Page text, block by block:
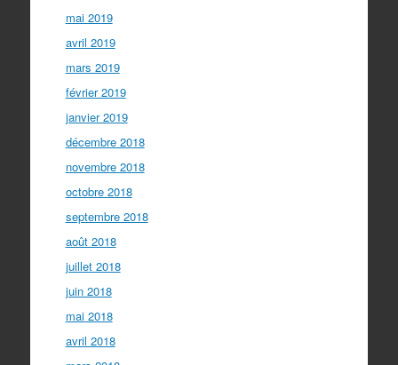
mai 2019
avril 2019
mars 2019
février 2019
janvier 2019
décembre 2018
novembre 2018
octobre 2018
septembre 2018
août 2018
juillet 2018
juin 2018
mai 2018
avril 2018